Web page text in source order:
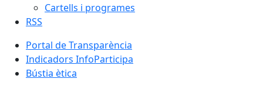
Cartells i programes
RSS
Portal de Transparència
Indicadors InfoParticipa
Bústia ètica